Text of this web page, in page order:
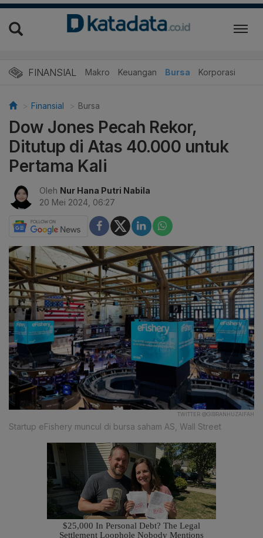
FINANSIAL Makro Keuangan Bursa Korporasi
Finansial Bursa
Dow Jones Pecah Rekor,
Ditutup di Atas 40.000 untuk
Pertama Kali
Oleh Nur Hana Putri Nabila
20 Mei 2024, 06:27
TWITTER @GIBRANHUZAIFAH
Startup eFishery muncul di bursa saham AS, Wall Street